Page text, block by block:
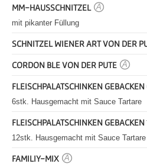
MM-HAUSSCHNITZEL A
mit pikanter Füllung
SCHNITZEL WIENER ART VON DER
CORDON BLE VON DER PUTE A
FLEISCHPALATSCHINKEN GEBACKEN
6stk. Hausgemacht mit Sauce Tartare
FLEISCHPALATSCHINKEN GEBACKEN
12stk. Hausgemacht mit Sauce Tartare
FAMILIY-MIX A